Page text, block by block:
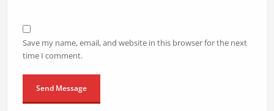
Save my name, email, and website in this browser for the next
time I comment.